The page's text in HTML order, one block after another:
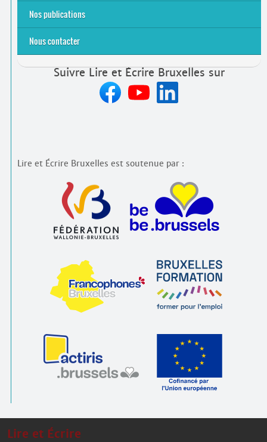
Emplois rémunérés
Bénévolat
Candidature spontanée à Lire et Écrire Bruxelles
Nos publications
Nous contacter
Suivre Lire et Écrire Bruxelles sur
Lire et Écrire Bruxelles est soutenue par :
Lire et Écrire